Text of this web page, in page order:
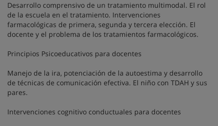
Desarrollo comprensivo de un tratamiento multimodal. El rol
de la escuela en el tratamiento. Intervenciones
farmacológicas de primera, segunda y tercera elección. El
docente y el problema de los tratamientos farmacológicos.
Principios Psicoeducativos para docentes
Manejo de la ira, potenciación de la autoestima y desarrollo
de técnicas de comunicación efectiva. El niño con TDAH y sus
pares.
Intervenciones cognitivo conductuales para docentes